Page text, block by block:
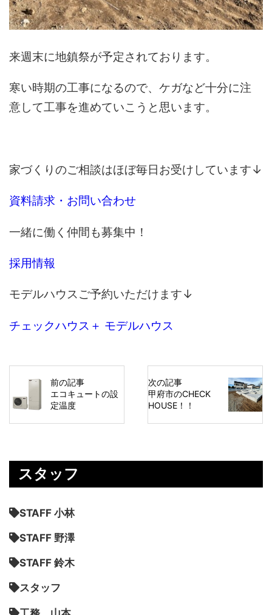
来週末に地鎮祭が予定されております。
寒い時期の工事になるので、ケガなど十分に注
意して工事を進めていこうと思います。
家づくりのご相談はほぼ毎日お受けしています↓
資料請求・お問い合わせ
一緒に働く仲間も募集中！
採用情報
モデルハウスご予約いただけます↓
チェックハウス＋ モデルハウス
前の記事
エコキュートの設
定温度
次の記事
甲府市のCHECK
HOUSE！！
スタッフ
STAFF 小林
STAFF 野澤
STAFF 鈴木
スタッフ